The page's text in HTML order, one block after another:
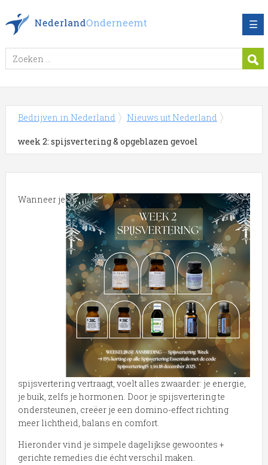
☰
Bedrijven in Nederland Nieuws uit Nederland
week 2: spijsvertering & opgeblazen gevoel
Wanneer je
spijsvertering vertraagt, voelt alles zwaarder: je energie,
je buik, zelfs je hormonen. Door je spijsvertering te
ondersteunen, creëer je een domino-effect richting
meer lichtheid, balans en comfort.
Hieronder vind je simpele dagelijkse gewoontes +
gerichte remedies die écht verschil maken.